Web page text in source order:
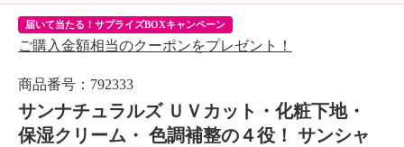
届いて当たる！サプライズBOXキャンペーン
ご購入金額相当のクーポンをプレゼント！
商品番号：792333
サンナチュラルズ ＵＶカット・化粧下地・
保湿クリーム・ 色調補整の４役！ サンシャ